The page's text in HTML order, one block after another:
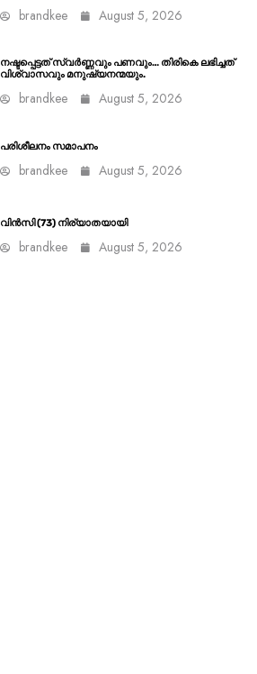
brandkee August 5, 2026
നഷ്ടപ്പെട്ടത് സ്വർണ്ണവും പണവും… തിരികെ ലഭിച്ചത്
വിശ്വാസവും മനുഷ്യനന്മയും.
brandkee August 5, 2026
പരിശീലനം സമാപനം
brandkee August 5, 2026
വിൻസി (73) നിര്യാതയായി
brandkee August 5, 2026